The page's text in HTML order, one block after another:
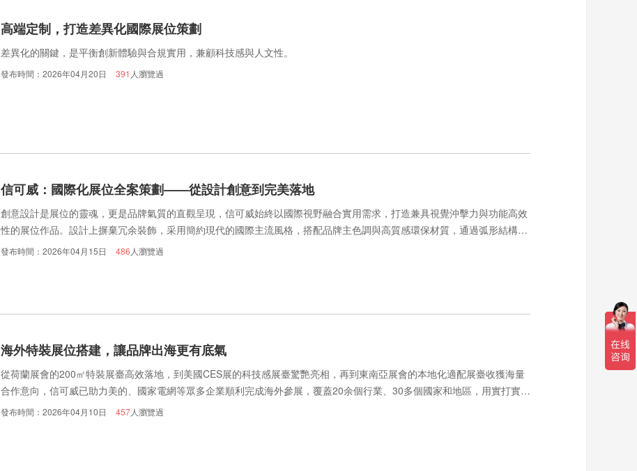
高端定制，打造差異化國際展位策劃
差異化的關鍵，是平衡創新體驗與合規實用，兼顧科技感與人文性。
發布時間：2026年04月20日 391 人瀏覽過
信可威：國際化展位全案策劃——從設計創意到完美落地
創意設計是展位的靈魂，更是品牌氣質的直觀呈現，信可威始終以國際視野融合實用需求，打造兼具視覺沖擊力與功能高效
性的展位作品。設計上摒棄冗余裝飾，采用簡約現代的國際主流風格，搭配品牌主色調與高質感環保材質，通過弧形結構、
分層設計與懸挑造型拉伸空間層次感，搭配4K高清屏與智能燈光系統，讓品牌形象更具記憶點。
發布時間：2026年04月15日 486 人瀏覽過
海外特裝展位搭建，讓品牌出海更有底氣
從荷蘭展會的200㎡特裝展臺高效落地，到美國CES展的科技感展臺驚艷亮相，再到東南亞展會的本地化適配展臺收獲海量
合作意向，信可威已助力美的、國家電網等眾多企業順利完成海外參展，覆蓋20余個行業、30多個國家和地區，用實打實的
案例證明了跨境特裝搭建的專業實力。
發布時間：2026年04月10日 457人瀏覽過